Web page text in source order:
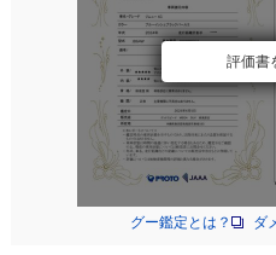
評価書
グー鑑定とは？ ダ